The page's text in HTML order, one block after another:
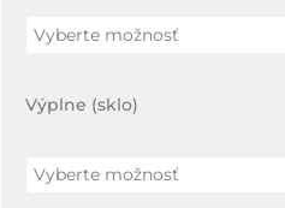
Výplne (sklo)
najnižšej